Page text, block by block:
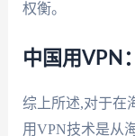
权衡。
中国用VPN
综上所述,对于在
用VPN技术是从